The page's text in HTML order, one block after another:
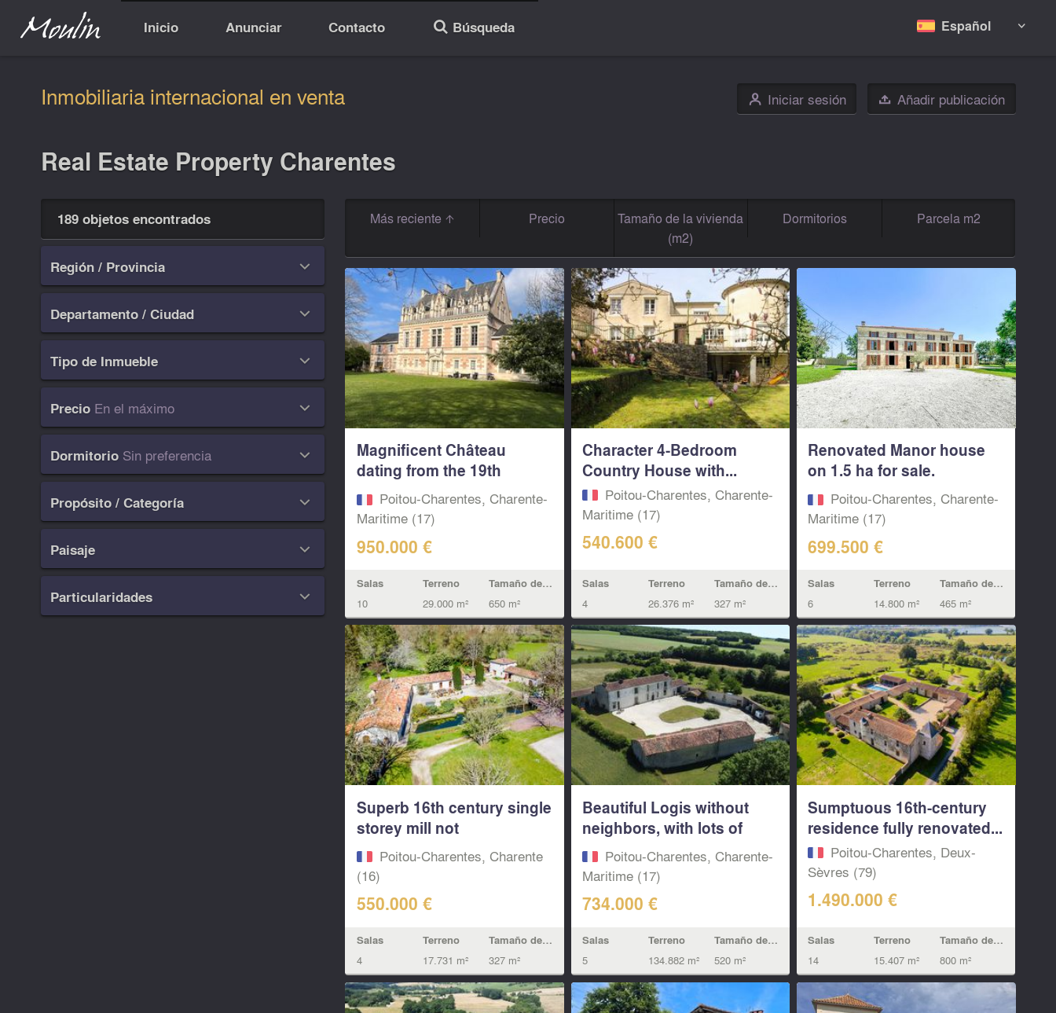
Inicio Anunciar Contacto 🔎 Búsqueda Español 
Inmobiliaria internacional en venta 👤 Iniciar sesión  Añadir publicación
Real Estate Property Charentes
189 objetos encontrados
Región / Provincia 
Departamento / Ciudad 
Tipo de Inmueble 
Precio En el máximo 
Dormitorio Sin preferencia 
Propósito / Categoría 
Paisaje 
Particularidades 
Más reciente Precio
Tamaño de la vivienda
(m2)
Dormitorios Parcela m2
Magnificent Château
dating from the 19th
century with...
Poitou-Charentes, Charente-
Maritime (17)
950.000 €
Salas
10
Terreno
29.000 m²
Tamaño de la vivienda
650 m²
Character 4-Bedroom
Country House with...
Poitou-Charentes, Charente-
Maritime (17)
540.600 €
Salas
4
Terreno
26.376 m²
Tamaño de la vivienda
327 m²
Renovated Manor house
on 1.5 ha for sale.
Charente...
Poitou-Charentes, Charente-
Maritime (17)
699.500 €
Salas
6
Terreno
14.800 m²
Tamaño de la vivienda
465 m²
Superb 16th century single
storey mill not
overlooked...
Poitou-Charentes, Charente
(16)
550.000 €
Salas
4
Terreno
17.731 m²
Tamaño de la vivienda
327 m²
Beautiful Logis without
neighbors, with lots of
land...Poitou-Charentes, Charente-
Maritime (17)
734.000 €
Salas
5
Terreno
134.882 m²
Tamaño de la vivienda
520 m²
Sumptuous 16th-century
residence fully renovated...
Poitou-Charentes, Deux-
Sèvres (79)
1.490.000 €
Salas
14
Terreno
15.407 m²
Tamaño de la vivienda
800 m²